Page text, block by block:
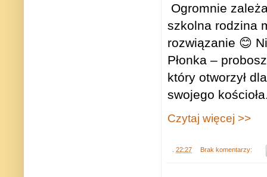
Ogromnie
szkolna rodzina
rozwiązanie 😊
Płonka –
który otworzył
swojego
Czytaj więcej >>
22:27 Brak komentarzy: